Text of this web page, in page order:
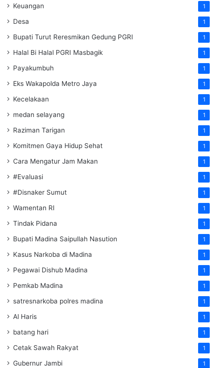
Keuangan 1
Desa 1
Bupati Turut Reresmikan Gedung PGRI 1
Halal Bi Halal PGRI Masbagik 1
Payakumbuh 1
Eks Wakapolda Metro Jaya 1
Kecelakaan 1
medan selayang 1
Raziman Tarigan 1
Komitmen Gaya Hidup Sehat 1
Cara Mengatur Jam Makan 1
#Evaluasi 1
#Disnaker Sumut 1
Wamentan RI 1
Tindak Pidana 1
Bupati Madina Saipullah Nasution 1
Kasus Narkoba di Madina 1
Pegawai Dishub Madina 1
Pemkab Madina 1
satresnarkoba polres madina 1
Al Haris 1
batang hari 1
Cetak Sawah Rakyat 1
Gubernur Jambi 1